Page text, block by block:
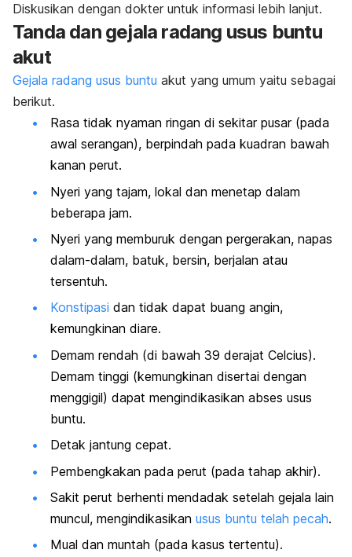
Diskusikan dengan dokter untuk informasi lebih lanjut.
Tanda dan gejala radang usus buntu
akut
Gejala radang usus buntu akut yang umum yaitu sebagai
berikut.
Rasa tidak nyaman ringan di sekitar pusar (pada
awal serangan), berpindah pada kuadran bawah
kanan perut.
Nyeri yang tajam, lokal dan menetap dalam
beberapa jam.
Nyeri yang memburuk dengan pergerakan, napas
dalam-dalam, batuk, bersin, berjalan atau
tersentuh.
Konstipasi dan tidak dapat buang angin,
kemungkinan diare.
Demam rendah (di bawah 39 derajat Celcius).
Demam tinggi (kemungkinan disertai dengan
menggigil) dapat mengindikasikan abses usus
buntu.
Detak jantung cepat.
Pembengkakan pada perut (pada tahap akhir).
Sakit perut berhenti mendadak setelah gejala lain
muncul, mengindikasikan usus buntu telah pecah.
Mual dan muntah (pada kasus tertentu).